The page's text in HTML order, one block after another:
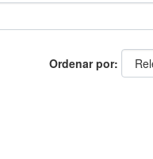
Ordenar por